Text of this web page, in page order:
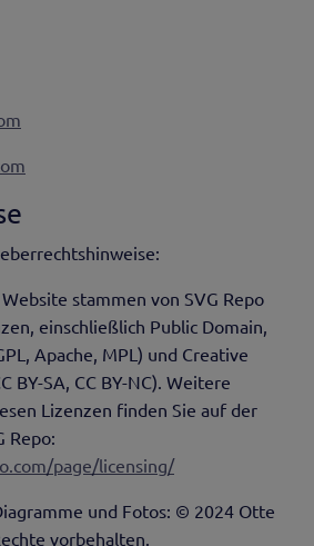
stammen von SVG Repo
einschließlich Public Domain,
Apache, MPL) und Creative
BY-SA, CC BY-NC). Weitere
Lizenzen finden Sie auf der
Repo:
page/licensing/
und Fotos: © 2024 Otte
vorbehalten.